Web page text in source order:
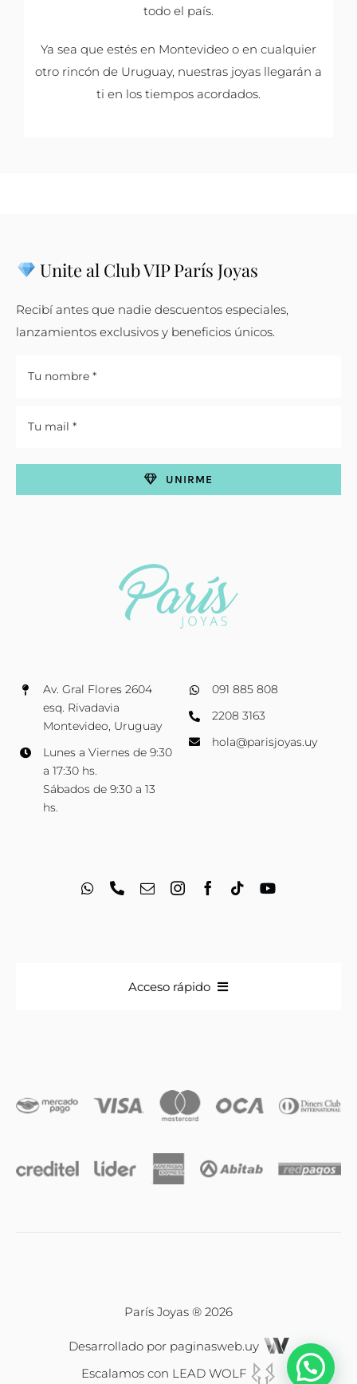
todo el país.
Ya sea que estés en Montevideo o en cualquier
otro rincón de Uruguay, nuestras joyas llegarán a
ti en los tiempos acordados.
Av. Gral Flores 2604
esq. Rivadavia
Montevideo, Uruguay
Lunes a Viernes de 9:30
a 17:30 hs.
Sábados de 9:30 a 13
hs.
091 885 808
2208 3163
hola@parisjoyas.uy
Unite al Club VIP París Joyas
Recibí antes que nadie descuentos especiales,
lanzamientos exclusivos y beneficios únicos.
UNIRME
Acceso rápido
Iniciales
Relojes
París Joyas ® 2026
Desarrollado por paginasweb.uy
Escalamos con LEAD WOLF